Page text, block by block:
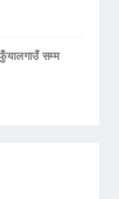
सम्म